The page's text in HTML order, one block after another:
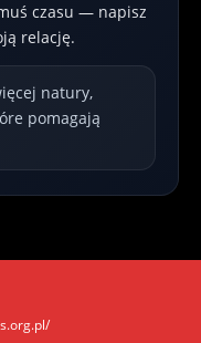
czasu — napisz
relację.
natury,
pomagają